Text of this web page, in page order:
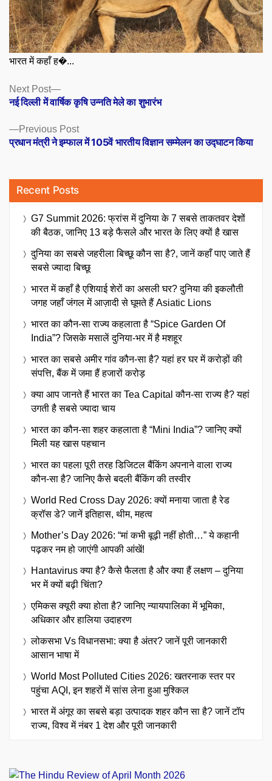
भारत में कहाँ ह�...
Posts
navigation
Previous PostPrevious
post:
प्रधान मंत्री ने इम्फाल में 105वें भारतीय विज्ञान सम्मेलन का उद्घाटन किया
Next Post
Next
post:
नई दिल्ली में वार्षिक कृषि उन्नति मेले का शुभारंभ
Recent Posts
G7 Summit 2026: फ्रांस में दुनिया के 7 सबसे ताकतवर देशों
की बैठक, जानिए 13 बड़े फैसले और भारत के लिए क्यों है खास
दुनिया का सबसे जहरीला बिच्छू कौन सा है?, जानें कहाँ पाए जाते हैं
सबसे ज्यादा बिच्छू
भारत में कहाँ है एशियाई शेरों का असली घर? दुनिया की इकलौती
जगह जहाँ जंगल में आज़ादी से घूमते हैं Asiatic Lions
भारत का कौन-सा राज्य कहलाता है “Spice Garden Of
India”? जिसके मसालें दुनिया-भर में है मशहूर
भारत का सबसे अमीर गांव कौन-सा है? यहां हर घर में करोड़ों की
संपत्ति, बैंक में जमा हैं हजारों करोड़
क्या आप जानते हैं भारत का Tea Capital कौन-सा राज्य है? यहां
उगती है सबसे ज्यादा चाय
भारत का कौन-सा शहर कहलाता है “Mini India”? जानिए क्यों
मिली यह खास पहचान
भारत का पहला पूरी तरह डिजिटल बैंकिंग अपनाने वाला राज्य
कौन-सा है? जानिए कैसे बदली बैंकिंग की तस्वीर
World Red Cross Day 2026: क्यों मनाया जाता है रेड
क्रॉस डे? जानें इतिहास, थीम, महत्व
Mother’s Day 2026: “मां कभी बूढ़ी नहीं होती…” ये कहानी
पढ़कर नम हो जाएंगी आपकी आंखें!
Hantavirus क्या है? कैसे फैलता है और क्या हैं लक्षण – दुनिया
भर में क्यों बढ़ी चिंता?
एमिकस क्यूरी क्या होता है? जानिए न्यायपालिका में भूमिका,
अधिकार और हालिया उदाहरण
लोकसभा Vs विधानसभा: क्या है अंतर? जानें पूरी जानकारी
आसान भाषा में
World Most Polluted Cities 2026: खतरनाक स्तर पर
पहुंचा AQI, इन शहरों में सांस लेना हुआ मुश्किल
भारत में अंगूर का सबसे बड़ा उत्पादक शहर कौन सा है? जानें टॉप
राज्य, विश्व में नंबर 1 देश और पूरी जानकारी